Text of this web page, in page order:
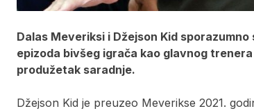
Dalas Meveriksi i Džejson Kid
epizoda bivšeg igrača kao glavnog
produžetak saradnje.
Džejson Kid je preuzeo Meverikse 2021.